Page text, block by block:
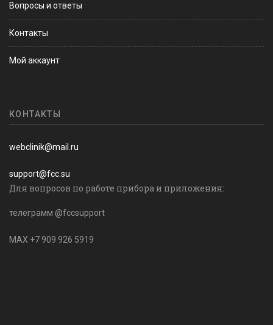
Вопросы и ответы
Контакты
Мой аккаунт
КОНТАКТЫ
webclinik@mail.ru
support@fcc.su
Для вопросов по работе прибора и приложения:
телеграмм @fccsupport
MAX +7 909 926 5919